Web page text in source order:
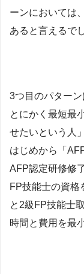
ーンにおいては
あると言えるで
3つ目のパターン
とにかく最短最
せたいという人
はじめから「
AFP認定研修修
FP技能士の資格
と2級FP技能士
時間と費用を最